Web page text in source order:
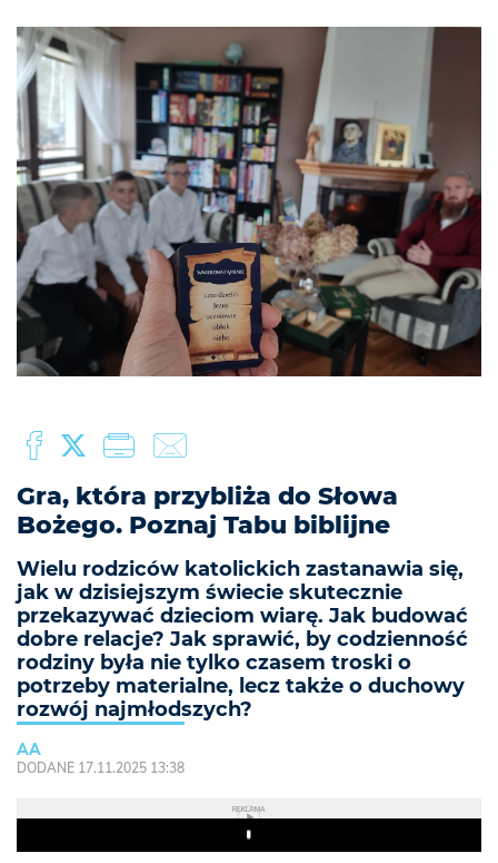
Gra, która przybliża do Słowa
Bożego. Poznaj Tabu biblijne
Wielu rodziców katolickich zastanawia się,
jak w dzisiejszym świecie skutecznie
przekazywać dzieciom wiarę. Jak budować
dobre relacje? Jak sprawić, by codzienność
rodziny była nie tylko czasem troski o
potrzeby materialne, lecz także o duchowy
rozwój najmłodszych?
AA
DODANE 17.11.2025 13:38
REKLAMA
Play